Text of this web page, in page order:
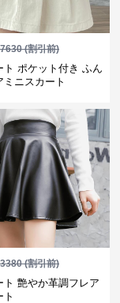
7630(割引前)
ト ポケット付き ふん
ミニスカート
3380(割引前)
ト 艶やか革調フレア
ト